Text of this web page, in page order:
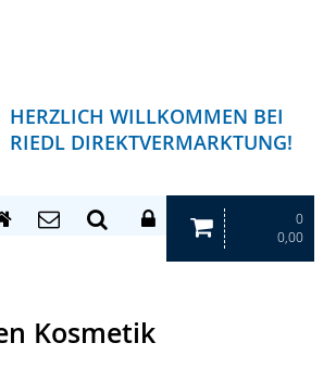
HERZLICH WILLKOMMEN BEI
RIEDL DIREKTVERMARKTUNG!
0
0,00
Kosmetik